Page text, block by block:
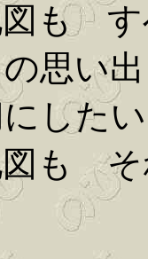
図も す
思い
したい
図も